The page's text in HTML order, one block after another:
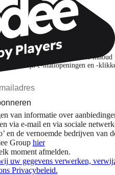
ontvangen?
releases en gepersonaliseerde inhoud
en mijn e-mailopeningen en -
van informatie over
via e-mail en via sociale
en de vernoemde bedrijven van
Group hier
moment afmelden.
uw gegevens verwerken,
Privacybeleid.